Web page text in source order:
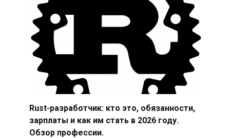
Rust-разработчик: кто это, обязанности,
зарплаты и как им стать в 2026 году.
Обзор профессии.